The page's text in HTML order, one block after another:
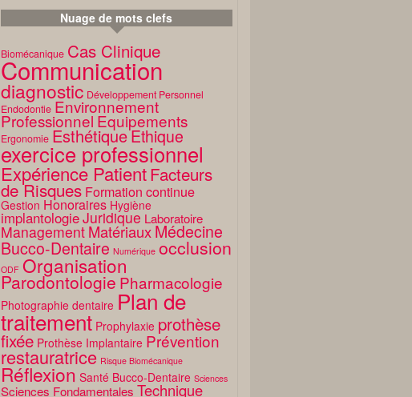
Nuage de mots clefs
Biomécanique Cas Clinique
Communication
diagnostic Développement Personnel
Endodontie Environnement
Professionnel Equipements
Ergonomie EsthétiqueEthique
exercice professionnel
Expérience PatientFacteurs
de Risques Formation continue
Gestion Honoraires Hygiène
implantologieJuridique Laboratoire
Management Matériaux Médecine
Bucco-Dentaire Numérique occlusion
ODF Organisation
Parodontologie Pharmacologie
Photographie dentaire Plan de
traitement Prophylaxie prothèse
fixée Prothèse Implantaire Prévention
restauratrice Risque Biomécanique
Réflexion Santé Bucco-Dentaire Sciences
Sciences Fondamentales Technique